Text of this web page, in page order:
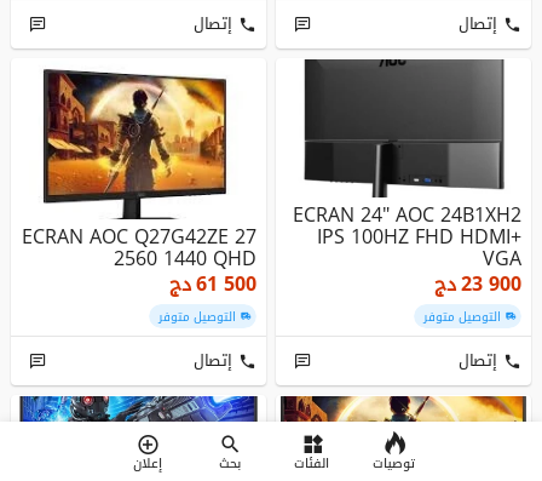
إتصال إتصال
ECRAN 24" AOC 24B1XH2
IPS 100HZ FHD HDMI+
VGA
23 900دج
التوصيل متوفر
إتصال
ECRAN AOC Q27G42ZE 27
2560 1440 QHD
61 500دج
التوصيل متوفر
إتصال
توصيات الفئات بحث إعلان